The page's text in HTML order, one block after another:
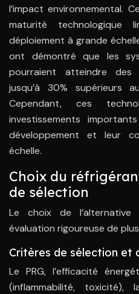
l’impact environnemental.
maturité technologique
déploiement à grande
ont démontré que les
pourraient atteindre des
jusqu’à 30% supérieurs
Cependant, ces
investissements
développement et leur
échelle.
Choix du
de sélection
Le choix de l’alternative
évaluation rigoureuse de
Critères de sélection et
Le PRG, l’efficacité
(inflammabilité,